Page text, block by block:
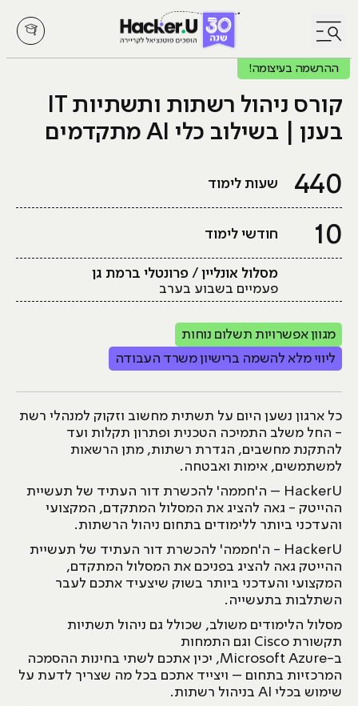
לחץ לפתיחת/סגירת תפריט
ההרשמה בעיצומה!
קורס ניהול רשתות ותשתיות IT
בענן | בשילוב כלי AI מתקדמים
440 שעות לימוד
10 חודשי לימוד
מסלול אונליין / פרונטלי ברמת גן
פעמיים בשבוע בערב
מגוון אפשרויות תשלום נוחות
ליווי מלא להשמה ברישיון משרד העבודה
כל ארגון נשען היום על תשתית מחשוב וזקוק למנהלי רשת
- החל משלב התמיכה הטכנית ופתרון תקלות ועד
להתקנת מחשבים, הגדרת רשתות, מתן הרשאות
למשתמשים, אימות ואבטחה.
HackerU – ה'חממה' להכשרת דור העתיד של תעשיית
ההייטק - גאה להציג את המסלול המתקדם, המקצועי
והעדכני ביותר ללימודים בתחום ניהול הרשתות.
HackerU - ה'חממה' להכשרת דור העתיד של תעשיית
ההייטק גאה להציג בפניכם את המסלול המתקדם,
המקצועי והעדכני ביותר בשוק שיצעיד אתכם לעבר
השתלבות בתעשייה.
מסלול הלימודים משולב, שכולל גם ניהול תשתיות
תקשורת Cisco וגם התמחות
ב-Microsoft Azure, יכין אתכם לשתי בחינות ההסמכה
המרכזיות בתחום – ויצייד אתכם בכל מה שצריך לדעת על
שימוש בכלי AI בניהול רשתות.